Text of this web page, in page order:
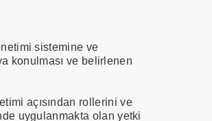
sistemine ve
konulması ve belirlenen
açısından rollerini ve
uygulanmakta olan yetki